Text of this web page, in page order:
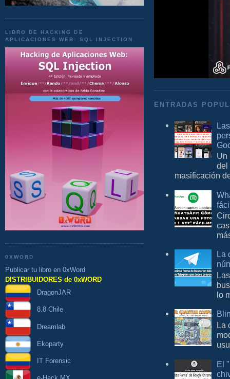
LIBRO DE HACKING DE
APLICACIONES WEB: SQL INJECTION
0XWORD
Publicar tu libro en 0xWord
DISTRIBUIDORES de 0xWORD
DragonJAR
8.8 Chile
Dreamlab
Ekoparty
IT Forensic
ENTRADAS
Un
del
masificación
La
lo
La
El